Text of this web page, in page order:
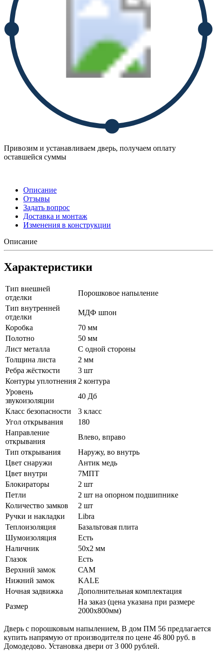
Привозим и устанавливаем дверь, получаем оплату
оставшейся суммы
Описание
Отзывы
Задать вопрос
Доставка и монтаж
Изменения в конструкции
Описание
Характеристики
Тип внешней
отделки
Порошковое напыление
Тип внутренней
отделки
МДФ шпон
Коробка
70 мм
Полотно
50 мм
Лист металла
С одной стороны
Толщина листа
2 мм
Ребра жёсткости
3 шт
Контуры уплотнения 2 контура
Уровень
звукоизоляции
40 Дб
Класс безопасности
3 класс
Угол открывания
180
Направление
открывания
Влево, вправо
Тип открывания
Наружу, во внутрь
Цвет снаружи
Антик медь
Цвет внутри
7МПТ
Блокираторы
2 шт
Петли
2 шт на опорном подшипнике
Количество замков
2 шт
Ручки и накладки
Libra
Теплоизоляция
Базальтовая плита
Шумоизоляция
Есть
Наличник
50х2 мм
Глазок
Есть
Верхний замок
САМ
Нижний замок
KALE
Ночная задвижка
Дополнительная комплектация
Размер
На заказ (цена указана при размере
2000х800мм)
Дверь с порошковым напылением, В дом ПМ 56 предлагается
купить напрямую от производителя по цене 46 800 руб. в
Домодедово. Установка двери от 3 000 рублей.